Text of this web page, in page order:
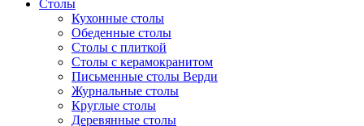
Столы
Кухонные столы
Обеденные столы
Столы с плиткой
Столы с керамокранитом
Письменные столы Верди
Журнальные столы
Круглые столы
Деревянные столы